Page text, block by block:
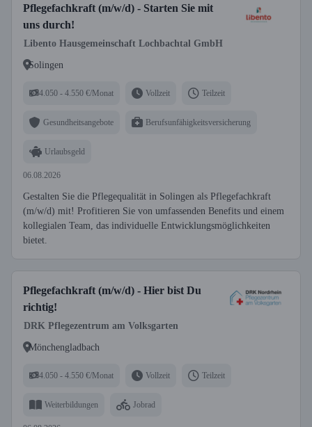
Pflegefachkraft (m/w/d) - Starten Sie mit
uns durch!
Libento Hausgemeinschaft Lochbachtal GmbH
Solingen
4.050 - 4.550 €/Monat Vollzeit Teilzeit
Gesundheitsangebote Berufsunfähigkeitsversicherung
Urlaubsgeld
06.08.2026
Gestalten Sie die Pflegequalität in Solingen als Pflegefachkraft
(m/w/d) mit! Profitieren Sie von umfassenden Benefits und einem
kollegialen Team, das individuelle Entwicklungsmöglichkeiten
bietet.
Pflegefachkraft (m/w/d) - Hier bist Du
richtig!
DRK Pflegezentrum am Volksgarten
Mönchengladbach
4.050 - 4.550 €/Monat Vollzeit Teilzeit
Weiterbildungen Jobrad